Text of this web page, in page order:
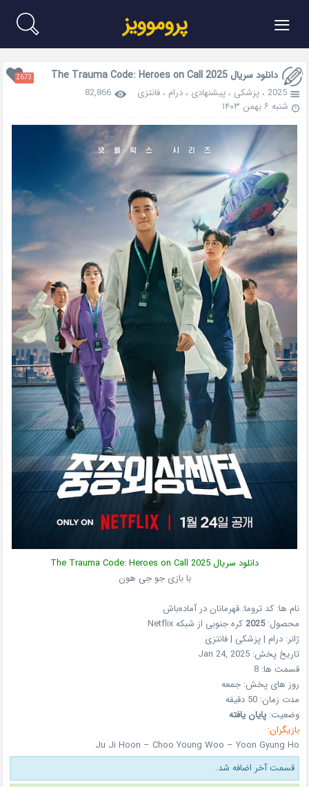
≡ پروموویز
دانلود سریال The Trauma Code: Heroes on Call 2025 2673
2025 ،پزشکی ،پیشنهادی ،درام ،فانتزی
82,866
شنبه ۶ بهمن ۱۴۰۳
دانلود سریال The Trauma Code: Heroes on Call 2025
با بازی جو جی هون
نام ها: کد تروما: قهرمانان در آماده‌باش
محصول:2025 کره جنوبی از شبکهNetflix
ژانر:درام | پزشکی | فانتزی
تاریخ پخش:Jan 24, 2025
قسمت ها:8
روز های پخش:جمعه
مدت زمان: 50 دقیقه
وضعیت:پایان یافته
بازیگران:
Ju Ji Hoon – Choo Young Woo – Yoon Gyung Ho
قسمت آخر اضافه شد.